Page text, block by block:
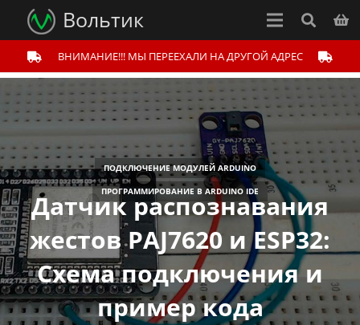
Вольтик
ВНИМАНИЕ!!! МЫ ПЕРЕЕХАЛИ НА ДРУГОЙ АДРЕС
Датчик распознавания
жестов PAJ7620 и ESP32:
Схема подключения и
пример кода
ПОДКЛЮЧЕНИЕ МОДУЛЕЙ ARDUINO
ПРОГРАММИРОВАНИЕ В ARDUINO IDE